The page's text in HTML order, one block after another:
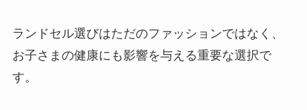
ランドセル選びはただのファッションではなく、
お子さまの健康にも影響を与える重要な選択で
す。